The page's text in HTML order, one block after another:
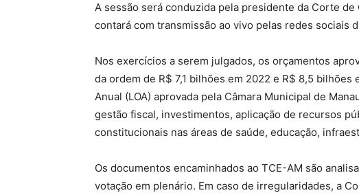
A sessão será conduzida pela presidente da Corte
contará com transmissão ao vivo pelas redes sociais
Nos exercícios a serem julgados, os orçamentos
da ordem de R$ 7,1 bilhões em 2022 e R$ 8,5
Anual (LOA) aprovada pela Câmara Municipal de
gestão fiscal, investimentos, aplicação de recursos
constitucionais nas áreas de saúde, educação,
Os documentos encaminhados ao TCE-AM são
votação em plenário. Em caso de irregularidades, a